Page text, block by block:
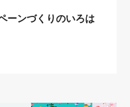
ーンづくりのいろは